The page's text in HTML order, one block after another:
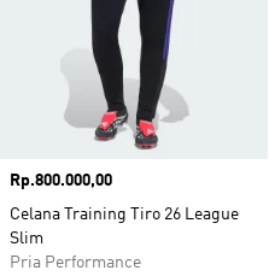
Harga
Rp.800.000,00
Celana Training Tiro 26 League
Slim
Pria Performance